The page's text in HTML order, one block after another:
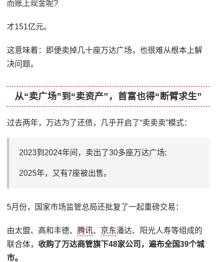
而账上现金呢?
才151亿元。
这意味着：即便卖掉几十座万达广场，也很难从根本上解
决问题。
从“卖广场”到“卖资产”，首富也得“断臂求生”
过去两年，万达为了还债，几乎开启了“卖卖卖”模式：
2023到2024年间，卖出了30多座万达广场;
2025年，又有7座被出售。
5月份，国家市场监管总局还批复了一起重磅交易：
由太盟、高和丰德、 腾讯、 京东潘达、阳光人寿等组成的
联合体， 收购了万达商管旗下48家公司，遍布全国39个城
市。